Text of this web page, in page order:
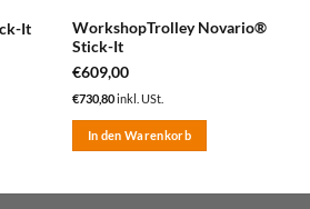
It
WorkshopTrolley Novario®
Stick-It
€609,00
€730,80inkl. USt.
In den Warenkorb